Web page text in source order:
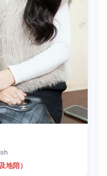
地陪）